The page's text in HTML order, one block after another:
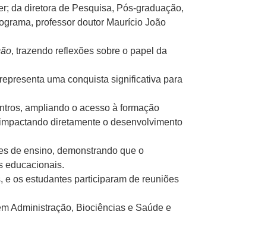
da diretora de Pesquisa, Pós-graduação,
professor doutor Maurício João
, trazendo reflexões sobre o papel da
uma conquista significativa para
ampliando o acesso à formação
diretamente o desenvolvimento
de ensino, demonstrando que o
educacionais.
os estudantes participaram de reuniões
Administração, Biociências e Saúde e